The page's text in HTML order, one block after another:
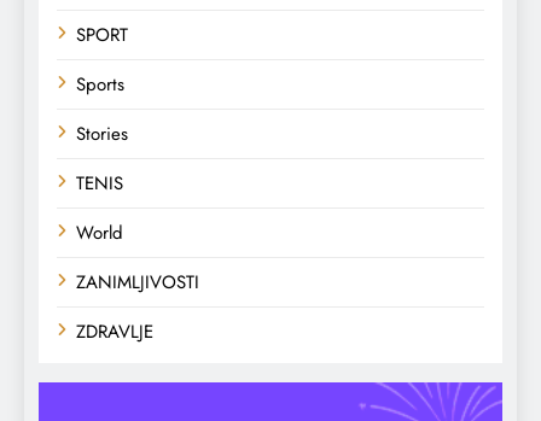
SPORT
Sports
Stories
TENIS
World
ZANIMLJIVOSTI
ZDRAVLJE